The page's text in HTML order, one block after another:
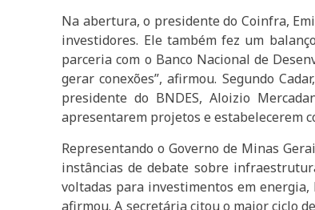
Na abertura, o presidente do Coinfra,
investidores. Ele também fez um
parceria com o Banco Nacional de
gerar conexões”, afirmou. Segundo
presidente do BNDES, Aloizio
apresentarem projetos e estabelecerem
Representando o Governo de Minas
instâncias de debate sobre
voltadas para investimentos em
afirmou. A secretária citou o maior ciclo